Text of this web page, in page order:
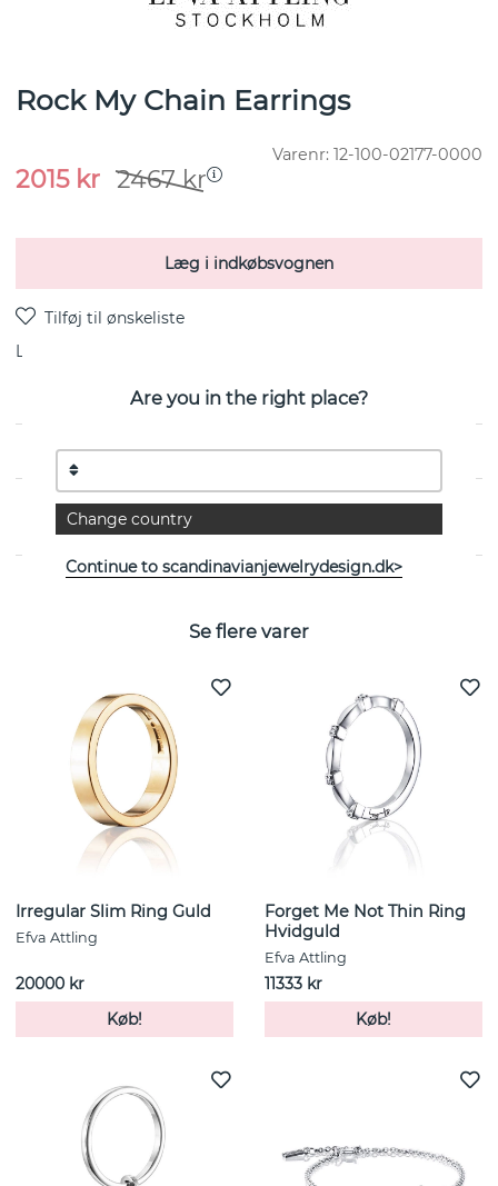
Rock My Chain Earrings
Varenr: 12-100-02177-0000
2467kr
2015kr
Læg i indkøbsvognen
Levering:
EGENSKABER
Se flere varer
Irregular Slim Ring Guld
Efva Attling
20000 kr
Køb!
Forget Me Not Thin Ring
Hvidguld
Efva Attling
11333 kr
Køb!
Are you in the right place?
Change country
Continue to scandinavianjewelrydesign.dk>